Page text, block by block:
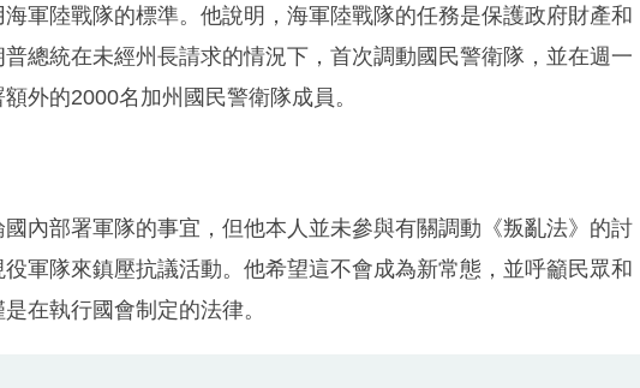
軍陸戰隊的標準。他說明，海軍陸戰隊的任務是保護政府財產和
總統在未經州長請求的情況下，首次調動國民警衛隊，並在週一
外的2000名加州國民警衛隊成員。
內部署軍隊的事宜，但他本人並未參與有關調動《叛亂法》的討
軍隊來鎮壓抗議活動。他希望這不會成為新常態，並呼籲民眾和
在執行國會制定的法律。